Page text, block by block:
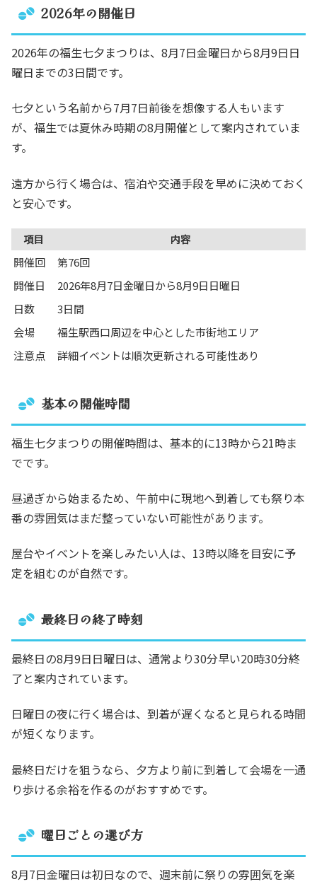
2026年の開催日
2026年の福生七夕まつりは、8月7日金曜日から8月9日日
曜日までの3日間です。
七夕という名前から7月7日前後を想像する人もいます
が、福生では夏休み時期の8月開催として案内されていま
す。
遠方から行く場合は、宿泊や交通手段を早めに決めておく
と安心です。
項目 内容
開催回
第76回
開催日
2026年8月7日金曜日から8月9日日曜日
日数
3日間
会場
福生駅西口周辺を中心とした市街地エリア
注意点
詳細イベントは順次更新される可能性あり
基本の開催時間
福生七夕まつりの開催時間は、基本的に13時から21時ま
でです。
昼過ぎから始まるため、午前中に現地へ到着しても祭り本
番の雰囲気はまだ整っていない可能性があります。
屋台やイベントを楽しみたい人は、13時以降を目安に予
定を組むのが自然です。
最終日の終了時刻
最終日の8月9日日曜日は、通常より30分早い20時30分終
了と案内されています。
日曜日の夜に行く場合は、到着が遅くなると見られる時間
が短くなります。
最終日だけを狙うなら、夕方より前に到着して会場を一通
り歩ける余裕を作るのがおすすめです。
曜日ごとの選び方
8月7日金曜日は初日なので、週末前に祭りの雰囲気を楽